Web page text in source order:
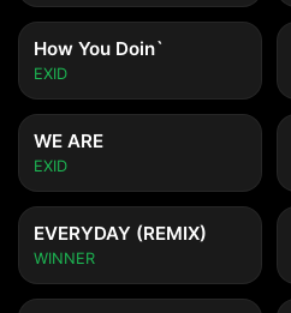
How You Doin`
EXID
WE ARE
EXID
EVERYDAY (REMIX)
WINNER